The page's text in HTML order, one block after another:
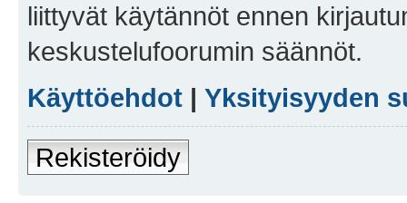
liittyvät käytännöt ennen
keskustelufoorumin säännöt.
Käyttöehdot | Yksityisyyden
Rekisteröidy